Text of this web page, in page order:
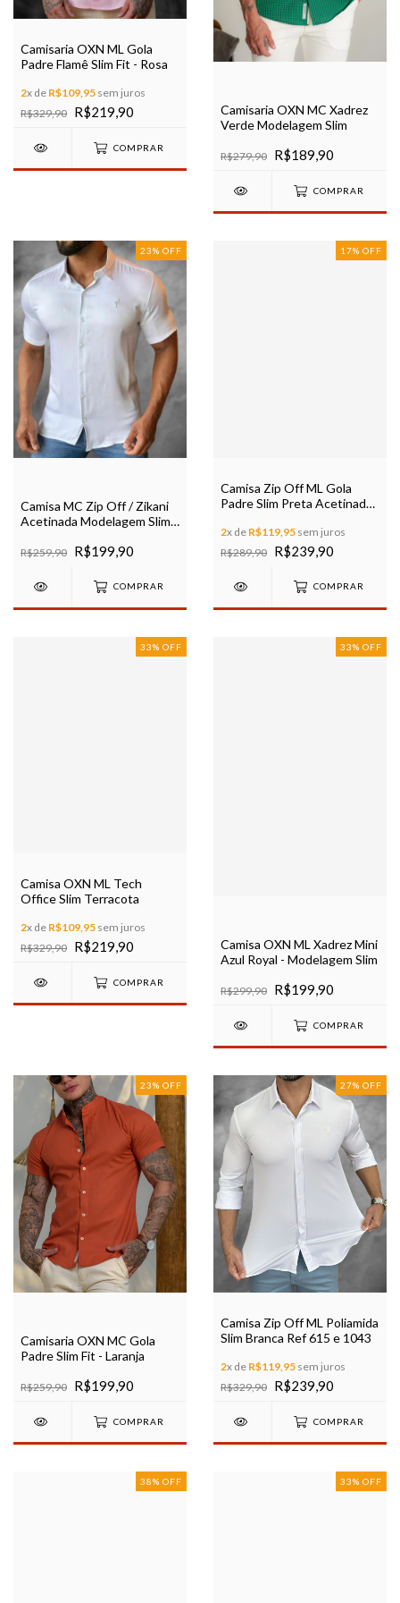
Camisaria OXN ML Gola
Padre Flamê Slim Fit - Rosa
2x de R$109,95 sem juros
R$329,90 R$219,90
COMPRAR
Camisaria OXN MC Xadrez
Verde Modelagem Slim
R$279,90 R$189,90
COMPRAR
23% OFF
Camisa MC Zip Off / Zikani
Acetinada Modelagem Slim
R$259,90 R$199,90
COMPRAR
17% OFF
Camisa Zip Off ML Gola
Padre Slim Preta Acetinada
2x de R$119,95 sem juros
R$289,90 R$239,90
COMPRAR
33% OFF
Camisa OXN ML Tech
Office Slim Terracota
2x de R$109,95 sem juros
R$329,90 R$219,90
COMPRAR
33% OFF
Camisa OXN ML Xadrez Mini
Azul Royal - Modelagem Slim
R$299,90 R$199,90
COMPRAR
23% OFF
Camisaria OXN MC Gola
Padre Slim Fit - Laranja
R$259,90 R$199,90
COMPRAR
27% OFF
Camisa Zip Off ML Poliamida
Slim Branca Ref 615 e 1043
2x de R$119,95 sem juros
R$329,90 R$239,90
COMPRAR
38% OFF 33% OFF